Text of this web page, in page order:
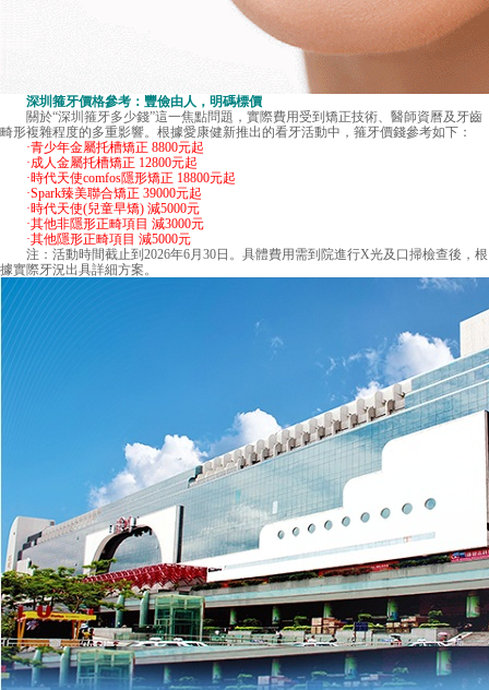
深圳箍牙價格參考：豐儉由人，明碼標價
關於“深圳箍牙多少錢”這一焦點問題，實際費用受到矯正技術、醫師資曆及牙齒
畸形複雜程度的多重影響。根據愛康健新推出的看牙活動中，箍牙價錢參考如下：
·青少年金屬托槽矯正 8800元起
·成人金屬托槽矯正 12800元起
·時代天使comfos隱形矯正 18800元起
·Spark臻美聯合矯正 39000元起
·時代天使(兒童早矯) 減5000元
·其他非隱形正畸項目 減3000元
·其他隱形正畸項目 減5000元
注：活動時間截止到2026年6月30日。具體費用需到院進行X光及口掃檢查後，根
據實際牙況出具詳細方案。